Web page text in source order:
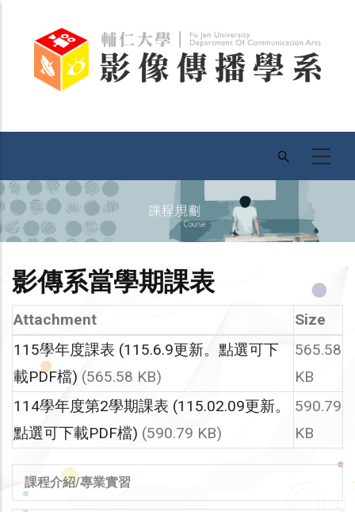
影傳系當學期課表
Attachment
Size
115學年度課表 (115.6.9更新。點選可下
載PDF檔) (565.58 KB)
565.58
KB
114學年度第2學期課表 (115.02.09更新。
點選可下載PDF檔) (590.79 KB)
590.79
KB
NAVIGATION
課程介紹/專業實習